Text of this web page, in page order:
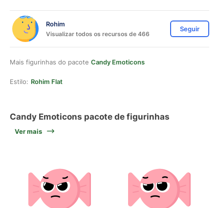
Rohim
Visualizar todos os recursos de 466
Seguir
Mais figurinhas do pacote Candy Emoticons
Estilo: Rohim Flat
Candy Emoticons pacote de figurinhas
Ver mais